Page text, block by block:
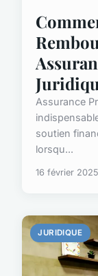
Assurance
soutien
lorsqu...
16 février 2025
JURIDIQUE